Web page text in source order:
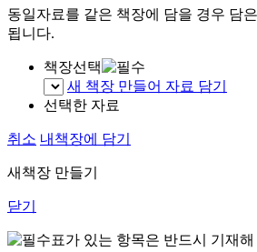
동일자료를 같은 책장에 담을 경우 담
됩니다.
책장선택
새 책장 만들어 자료 담기
선택한 자료
취소 내책장에 담기
새책장 만들기
닫기
표가 있는 항목은 반드시 기재